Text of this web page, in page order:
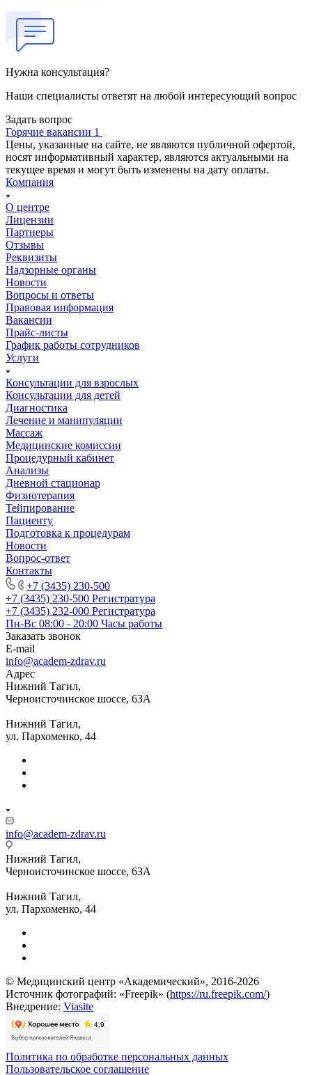
Нужна консультация?
Наши специалисты ответят на любой интересующий вопрос
Задать вопрос
Горячие вакансии 1
Цены, указанные на сайте, не являются публичной офертой,
носят информативный характер, являются актуальными на
текущее время и могут быть изменены на дату оплаты.
Компания
О центре
Лицензии
Партнеры
Отзывы
Реквизиты
Надзорные органы
Новости
Вопросы и ответы
Правовая информация
Вакансии
Прайс-листы
График работы сотрудников
Услуги
Консультации для взрослых
Консультации для детей
Диагностика
Лечение и манипуляции
Массаж
Медицинские комиссии
Процедурный кабинет
Анализы
Дневной стационар
Физиотерапия
Тейпирование
Пациенту
Подготовка к процедурам
Новости
Вопрос-ответ
Контакты
+7 (3435) 230-500
+7 (3435) 230-500 Регистратура
+7 (3435) 232-000 Регистратура
Пн-Вс 08:00 - 20:00 Часы работы
Заказать звонок
E-mail
info@academ-zdrav.ru
Адрес
Нижний Тагил,
Черноисточинское шоссе, 63А
Нижний Тагил,
ул. Пархоменко, 44
info@academ-zdrav.ru
Нижний Тагил,
Черноисточинское шоссе, 63А
Нижний Тагил,
ул. Пархоменко, 44
© Медицинский центр «Академический», 2016-2026
Источник фотографий: «Freepik» (https://ru.freepik.com/)
Внедрение: Viasite
Политика по обработке персональных данных
Пользовательское соглашение